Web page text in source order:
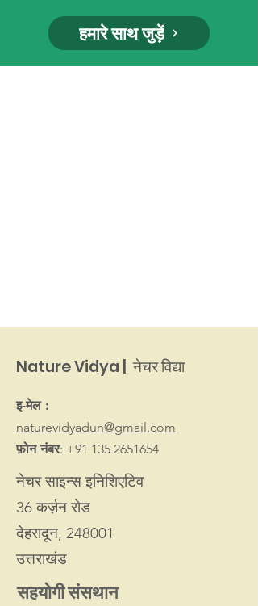
हमारे साथ जुड़ें
Nature Vidya | नेचर विद्या
इ-मेल :
naturevidyadun@gmail.com
फ़ोन नंबर: +91 135 2651654
नेचर साइन्स इनिशिएटिव
36 कर्ज़न रोड
देहरादून, 248001
उत्तराखंड
सहयोगी संसथान